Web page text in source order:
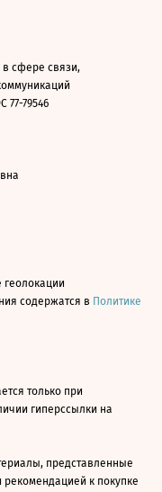
сфере связи,
77-79546
геолокации
содержатся в Политике
только при
гиперссылки на
представленные
к покупке